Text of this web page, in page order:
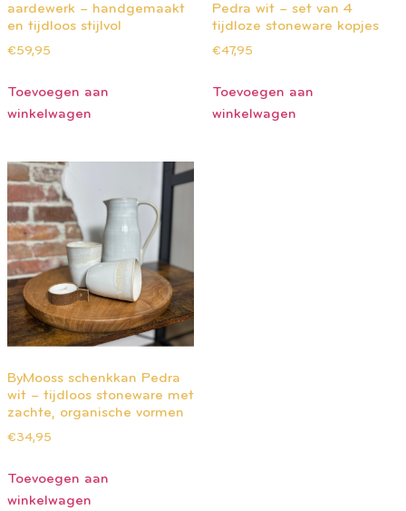
aardewerk – handgemaakt
en tijdloos stijlvol
€59,95
Toevoegen aan
winkelwagen
Pedra wit – set van 4
tijdloze stoneware kopjes
€47,95
Toevoegen aan
winkelwagen
ByMooss schenkkan Pedra
wit – tijdloos stoneware met
zachte, organische vormen
€34,95
Toevoegen aan
winkelwagen